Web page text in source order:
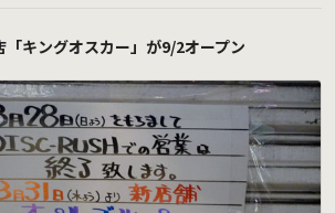
「キングオスカー」が9/2オープン